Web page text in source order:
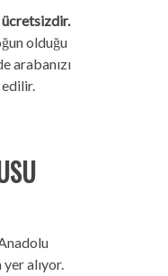
olduğu
arabanızı
yer alıyor.